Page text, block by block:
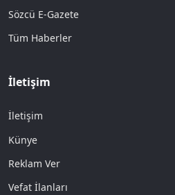
Sözcü E-Gazete
Tüm Haberler
İletişim
İletişim
Künye
Reklam Ver
Vefat İlanları